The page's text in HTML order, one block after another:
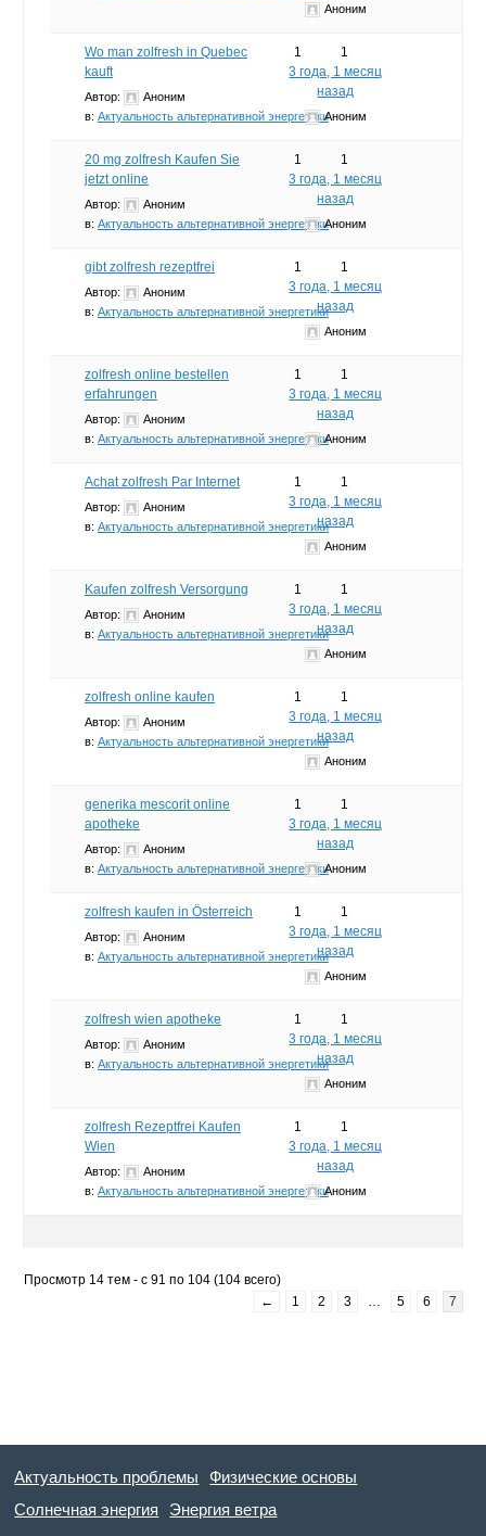
Аноним
Wo man zolfresh in Quebec
kauft
Автор:
Аноним
в: Актуальность альтернативной энергетики
1
1
3 года, 1 месяц
назад
Аноним
20 mg zolfresh Kaufen Sie
jetzt online
Автор:
Аноним
в: Актуальность альтернативной энергетики
1
1
3 года, 1 месяц
назад
Аноним
gibt zolfresh rezeptfrei
Автор:
Аноним
в: Актуальность альтернативной энергетики
1
1
3 года, 1 месяц
назад
Аноним
zolfresh online bestellen
erfahrungen
Автор:
Аноним
в: Актуальность альтернативной энергетики
1
1
3 года, 1 месяц
назад
Аноним
Achat zolfresh Par Internet
Автор:
Аноним
в: Актуальность альтернативной энергетики
1
1
3 года, 1 месяц
назад
Аноним
Kaufen zolfresh Versorgung
Автор:
Аноним
в: Актуальность альтернативной энергетики
1
1
3 года, 1 месяц
назад
Аноним
zolfresh online kaufen
Автор:
Аноним
в: Актуальность альтернативной энергетики
1
1
3 года, 1 месяц
назад
Аноним
generika mescorit online
apotheke
Автор:
Аноним
в: Актуальность альтернативной энергетики
1
1
3 года, 1 месяц
назад
Аноним
zolfresh kaufen in Österreich
Автор:
Аноним
в: Актуальность альтернативной энергетики
1
1
3 года, 1 месяц
назад
Аноним
zolfresh wien apotheke
Автор:
Аноним
в: Актуальность альтернативной энергетики
1
1
3 года, 1 месяц
назад
Аноним
zolfresh Rezeptfrei Kaufen
Wien
Автор:
Аноним
в: Актуальность альтернативной энергетики
1
1
3 года, 1 месяц
назад
Аноним
Просмотр 14 тем - с 91 по 104 (104 всего)
←
1 2 3 5 6 7
Актуальность проблемы
Физические основы
Солнечная энергия
Энергия ветра